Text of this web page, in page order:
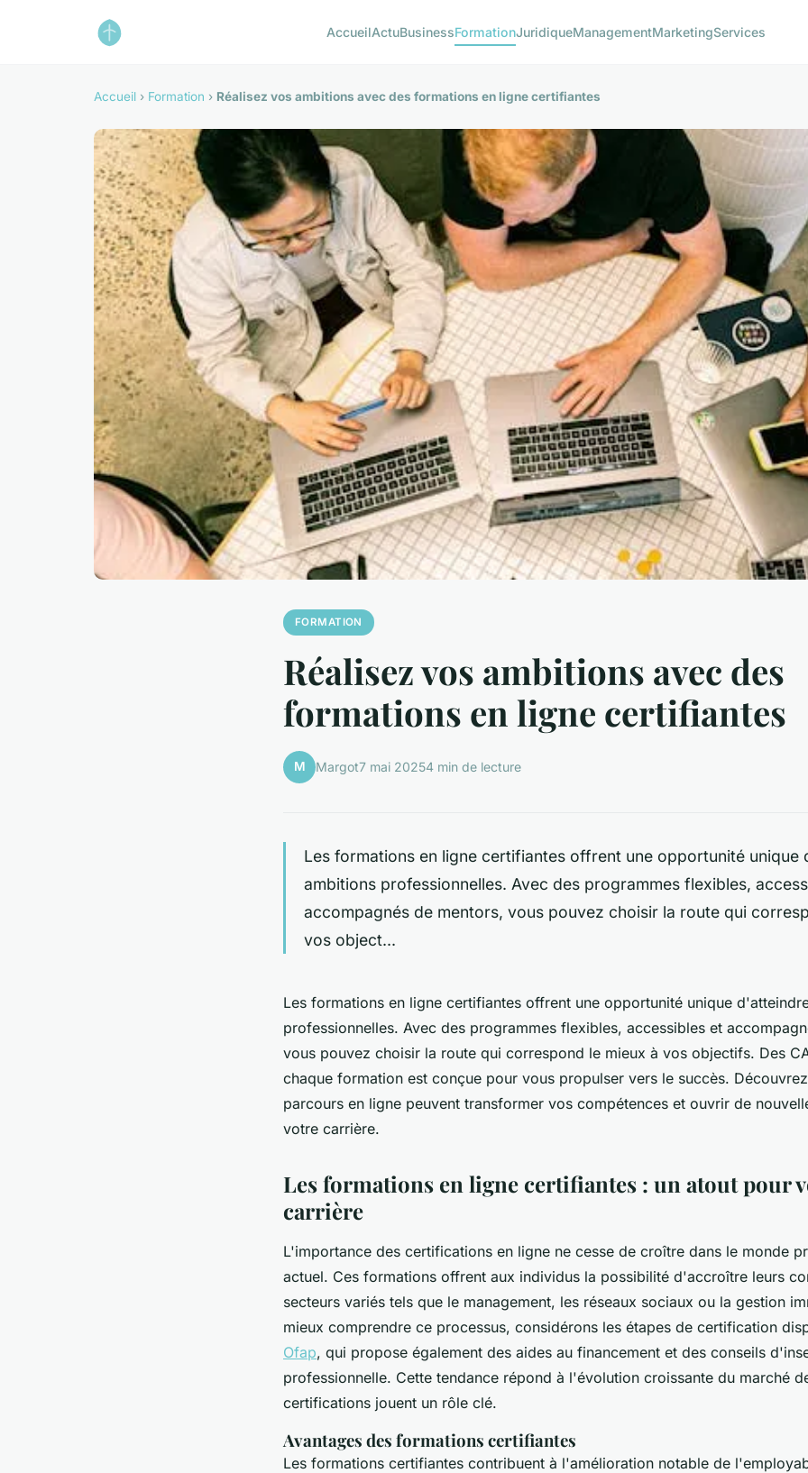
AccueilActuBusinessFormationJuridiqueManagementMarketingServices
Accueil › Formation › Réalisez vos ambitions avec des formations en ligne certifiantes
FORMATION
Réalisez vos ambitions avec des
formations en ligne certifiantes
M Margot7 mai 20254 min de lecture
Les formations en ligne certifiantes offrent une opportunité unique
ambitions professionnelles. Avec des programmes flexibles,
accompagnés de mentors, vous pouvez choisir la route qui
vos object...
Les formations en ligne certifiantes offrent une opportunité unique
professionnelles. Avec des programmes flexibles, accessibles et
vous pouvez choisir la route qui correspond le mieux à vos objectifs. Des
chaque formation est conçue pour vous propulser vers le succès.
parcours en ligne peuvent transformer vos compétences et ouvrir de
votre carrière.
Les formations en ligne certifiantes : un atout pour
carrière
L'importance des certifications en ligne ne cesse de croître dans le monde
actuel. Ces formations offrent aux individus la possibilité d'accroître leurs
secteurs variés tels que le management, les réseaux sociaux ou la gestion
mieux comprendre ce processus, considérons les étapes de certification
Ofap, qui propose également des aides au financement et des conseils
professionnelle. Cette tendance répond à l'évolution croissante du marché
certifications jouent un rôle clé.
Avantages des formations certifiantes
Les formations certifiantes contribuent à l'amélioration notable de